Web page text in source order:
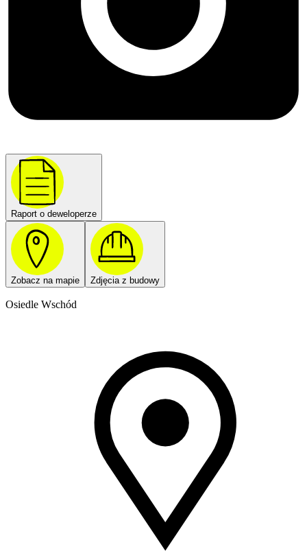
Raport o deweloperze
Zobacz na mapie Zdjęcia z budowy
Osiedle Wschód